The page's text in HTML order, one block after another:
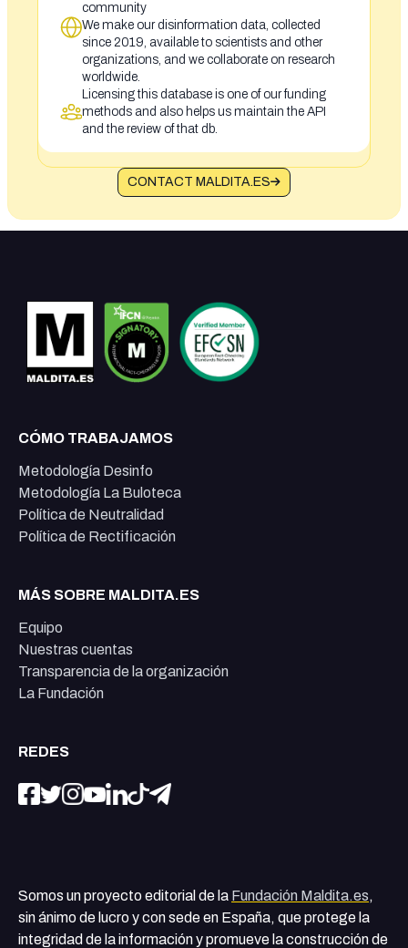
community
We make our disinformation data, collected
since 2019, available to scientists and other
organizations, and we collaborate on research
worldwide.
Licensing this database is one of our funding
methods and also helps us maintain the API
and the review of that db.
CONTACT MALDITA.ES
CÓMO TRABAJAMOS
Metodología Desinfo
Metodología La Buloteca
Política de Neutralidad
Política de Rectificación
MÁS SOBRE MALDITA.ES
Equipo
Nuestras cuentas
Transparencia de la organización
La Fundación
REDES
Somos un proyecto editorial de la Fundación Maldita.es,
sin ánimo de lucro y con sede en España, que protege la
integridad de la información y promueve la construcción de